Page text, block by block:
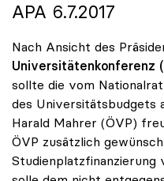
APA 6.7.2017
Nach Ansicht des
Universitätenkonferenz
sollte die vom
des Universitätsbudgets
Harald Mahrer (ÖVP)
ÖVP zusätzlich
Studienplatzfinanzierung